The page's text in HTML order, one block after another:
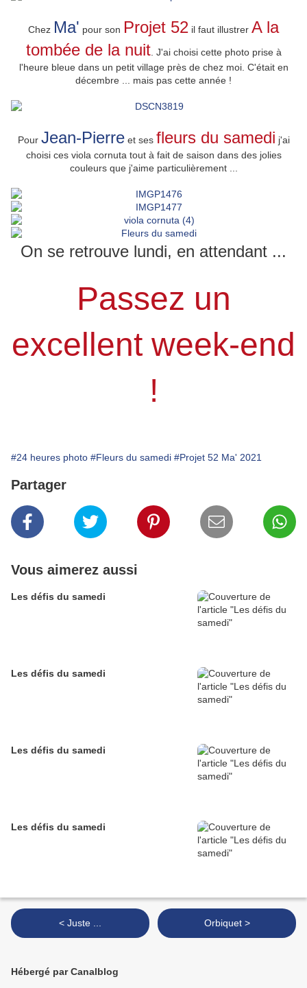
Chez Ma' pour son Projet 52 il faut illustrer A la
tombée de la nuit. J'ai choisi cette photo prise à
l'heure bleue dans un petit village près de chez moi. C'était en
décembre ... mais pas cette année !
Pour Jean-Pierreet ses fleurs du samedi j'ai
choisi ces viola cornuta tout à fait de saison dans des jolies
couleurs que j'aime particulièrement ...
On se retrouve lundi, en attendant ...
Passez un
excellent week-end
!
#24 heures photo #Fleurs du samedi #Projet 52 Ma' 2021
Partager
Vous aimerez aussi
Les défis du samedi
Les défis du samedi
Les défis du samedi
Les défis du samedi
< Juste ... Orbiquet >
Hébergé par Canalblog